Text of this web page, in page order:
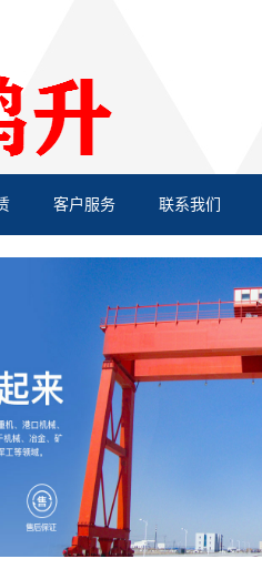
客户服务 联系我们